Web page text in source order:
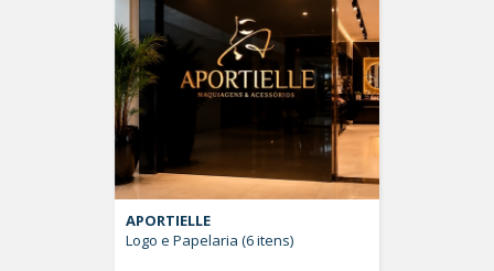
APORTIELLE
Logo e Papelaria (6 itens)